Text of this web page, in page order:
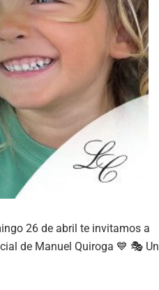
26 de abril te invitamos a
de Manuel Quiroga 💙 🎭 Un